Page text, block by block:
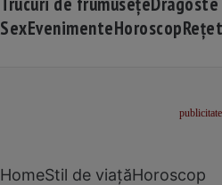
SexEvenimenteHoroscop
HomeStil de viațăHoroscop